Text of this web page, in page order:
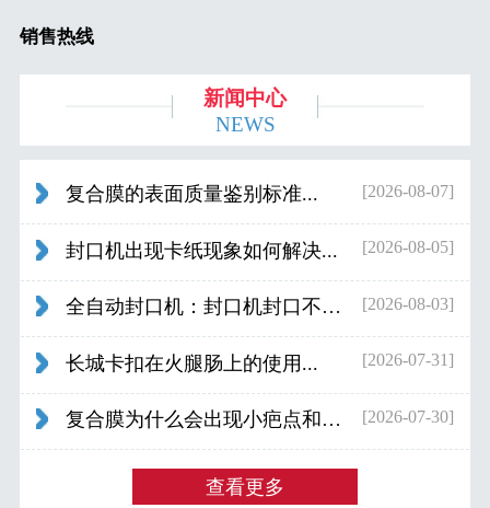
销售热线
新闻中心
NEWS
复合膜的表面质量鉴别标准... [2026-08-07]
封口机出现卡纸现象如何解决... [2026-08-05]
全自动封口机：封口机封口不好应检查什... [2026-08-03]
长城卡扣在火腿肠上的使用... [2026-07-31]
复合膜为什么会出现小疤点和波浪纹... [2026-07-30]
查看更多